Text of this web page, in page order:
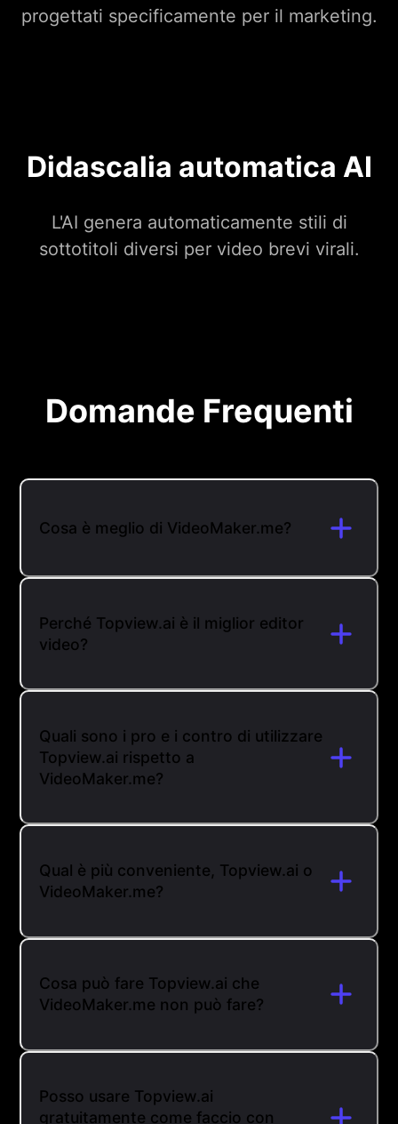
progettati specificamente per il marketing.
Didascalia automatica AI
L'AI genera automaticamente stili di
sottotitoli diversi per video brevi virali.
Domande Frequenti
Cosa è meglio di VideoMaker.me?
Perché Topview.ai è il miglior editor
video?
Quali sono i pro e i contro di utilizzare
Topview.ai rispetto a
VideoMaker.me?
Qual è più conveniente, Topview.ai o
VideoMaker.me?
Cosa può fare Topview.ai che
VideoMaker.me non può fare?
Posso usare Topview.ai
gratuitamente come faccio con